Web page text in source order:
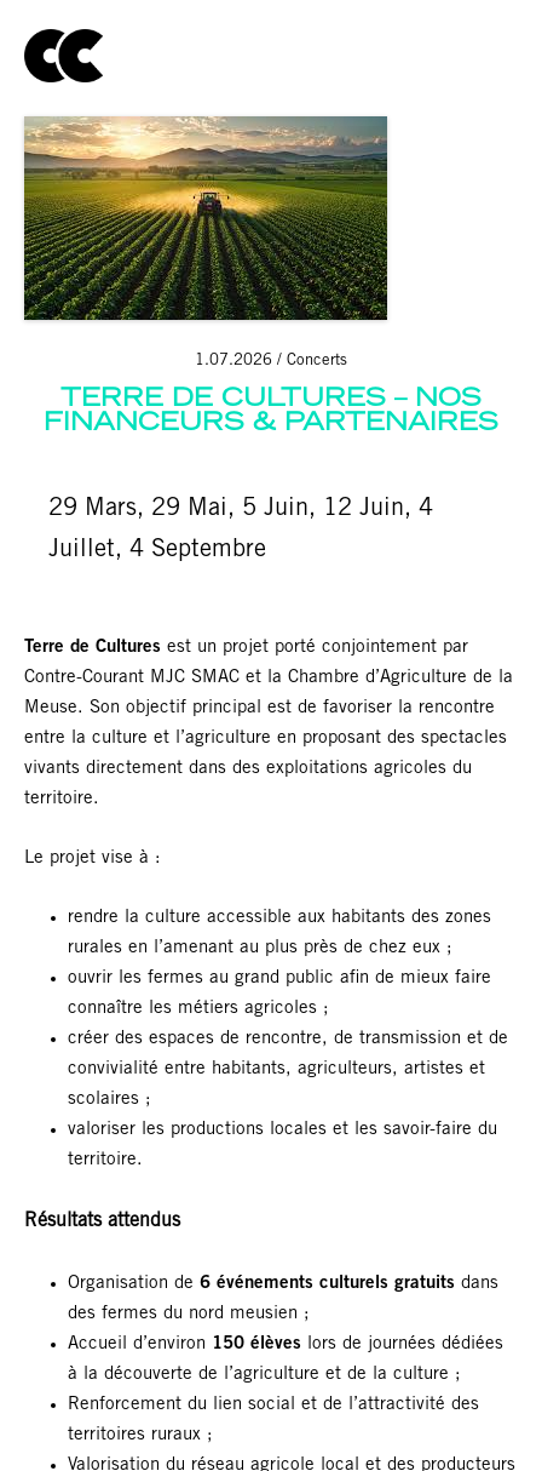
1.07.2026 Concerts
TERRE DE CULTURES – NOS
FINANCEURS & PARTENAIRES
29 Mars, 29 Mai, 5 Juin, 12 Juin, 4
Juillet, 4 Septembre
Terre de Cultures est un projet porté conjointement par
Contre-Courant MJC SMAC et la Chambre d’Agriculture de la
Meuse. Son objectif principal est de favoriser la rencontre
entre la culture et l’agriculture en proposant des spectacles
vivants directement dans des exploitations agricoles du
territoire.
Le projet vise à :
rendre la culture accessible aux habitants des zones
rurales en l’amenant au plus près de chez eux ;
ouvrir les fermes au grand public afin de mieux faire
connaître les métiers agricoles ;
créer des espaces de rencontre, de transmission et de
convivialité entre habitants, agriculteurs, artistes et
scolaires ;
valoriser les productions locales et les savoir-faire du
territoire.
Résultats attendus
Organisation de 6 événements culturels gratuits dans
des fermes du nord meusien ;
Accueil d’environ 150 élèves lors de journées dédiées
à la découverte de l’agriculture et de la culture ;
Renforcement du lien social et de l’attractivité des
territoires ruraux ;
Valorisation du réseau agricole local et des producteurs